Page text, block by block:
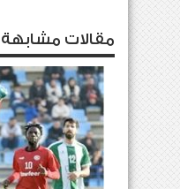
مقالات مشابهة